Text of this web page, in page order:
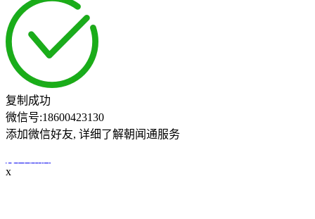
复制成功
微信号:18600423130
添加微信好友, 详细了解朝闻通服务
x